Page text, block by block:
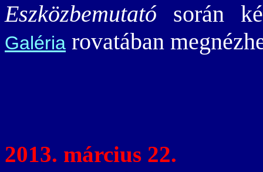
Eszközbemutató során
Galéria rovatában
2013. március 22.